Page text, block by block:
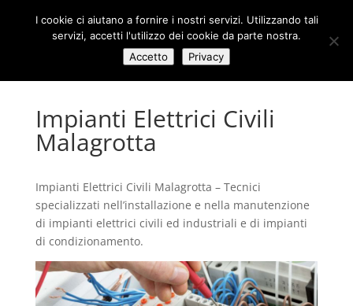
Impianti Elettrici Civili
Malagrotta
Impianti Elettrici Civili Malagrotta – Tecnici
specializzati nell’installazione e nella manutenzione
di impianti elettrici civili ed industriali e di impianti
di condizionamento.
I cookie ci aiutano a fornire i nostri servizi. Utilizzando tali
servizi, accetti l'utilizzo dei cookie da parte nostra.
Accetto
Privacy